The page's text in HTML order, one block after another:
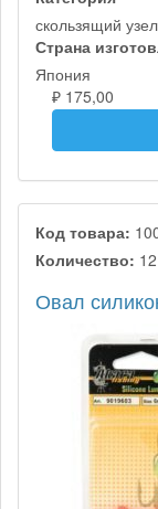
скользящий
Страна
Япония
₽ 175,00
Код товара:
Количество: 12
Овал